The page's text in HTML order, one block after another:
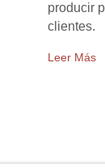
producir
clientes.
Leer Más